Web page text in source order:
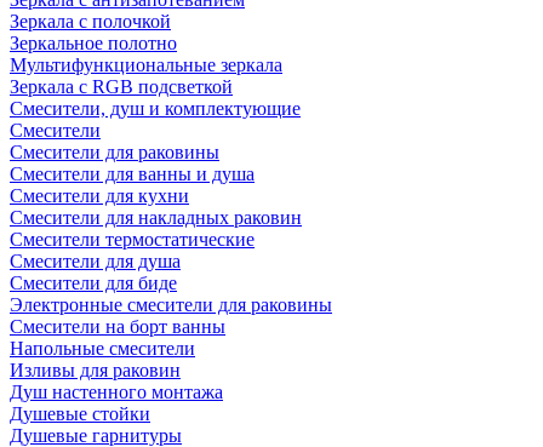
Зеркала с полочкой
Зеркальное полотно
Мультифункциональные зеркала
Зеркала c RGB подсветкой
Смесители, душ и комплектующие
Смесители
Смесители для раковины
Смесители для ванны и душа
Смесители для кухни
Смесители для накладных раковин
Смесители термостатические
Смесители для душа
Смесители для биде
Электронные смесители для раковины
Смесители на борт ванны
Напольные смесители
Изливы для раковин
Душ настенного монтажа
Душевые стойки
Душевые гарнитуры